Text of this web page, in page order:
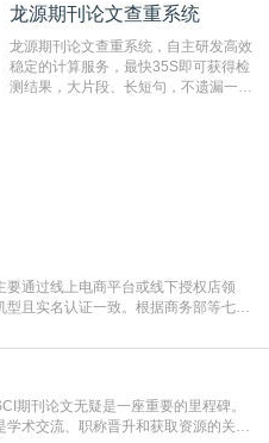
编辑部检测来稿和已发表的文献,检测
测时注意填写第一作者,才能排除已发
表文献复制比。（限制字符数1万）
龙源期刊论文查重系统
龙源期刊论文查重系统，自主研发高效
稳定的计算服务，最快35S即可获得检
测结果，大片段、长短句，不遗漏一处
通过线上电商平台或线下授权店领
且实名认证一致。根据商务部等七部
【家电补贴1637】、【国补立省
为准)进入补贴专场。淘宝/天猫也可
期刊论文无疑是一座重要的里程碑。
术交流、职称晋升和获取资源的关键